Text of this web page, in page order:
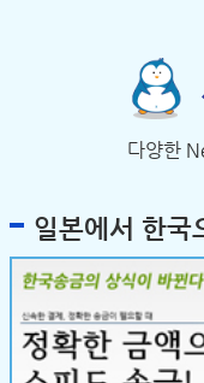
다양한
일본에서 한국